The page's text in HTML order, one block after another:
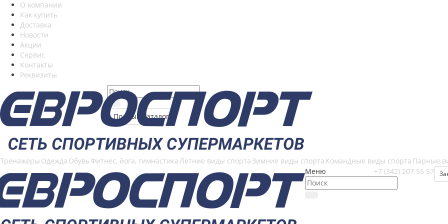
О компании
Как купить
Доставка
Новости
Акции
Сервис
Контакты
Реквизиты
Полный каталог
Тренажеры Одежда ОбувьФитнес, йога, гимнастикаЛетние виды спорта Зимние виды спорта Командные виды спорта Парные
Меню
+7 (342) 207 55 57